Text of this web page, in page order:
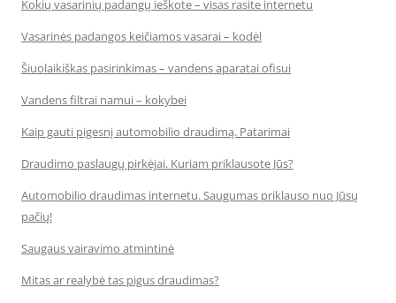
Kokių vasarinių padangų ieškote – visas rasite internetu
Vasarinės padangos keičiamos vasarai – kodėl
Šiuolaikiškas pasirinkimas – vandens aparatai ofisui
Vandens filtrai namui – kokybei
Kaip gauti pigesnį automobilio draudimą. Patarimai
Draudimo paslaugų pirkėjai. Kuriam priklausote Jūs?
Automobilio draudimas internetu. Saugumas priklauso nuo Jūsų
pačių!
Saugaus vairavimo atmintinė
Mitas ar realybė tas pigus draudimas?